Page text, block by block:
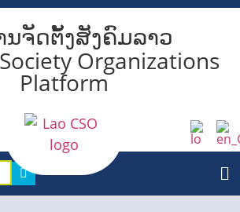
ນຈັດຕັ້ງສັງຄົມລາວ
Organizations
Platform